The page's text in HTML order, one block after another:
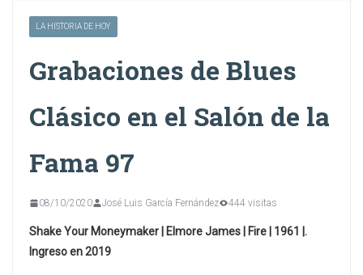
LA HISTORIA DE HOY
Grabaciones de Blues
Clásico en el Salón de la
Fama 97
08/10/2020 José Luis García Fernández 444 visitas
Shake Your Moneymaker | Elmore James | Fire | 1961 |.
Ingreso en 2019